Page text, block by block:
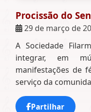
Procissão do
29 de março de
A Sociedade
integrar, em
manifestações de
serviço da
Partilhar